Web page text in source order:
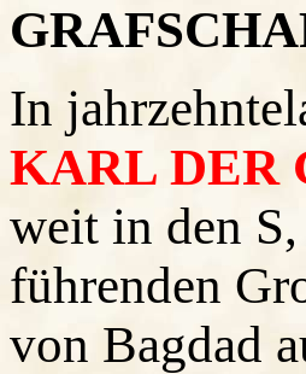
In
KARL DER
weit in den
führenden
von Bagdad